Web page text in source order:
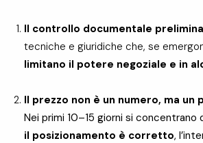
Il controllo documentale
tecniche e giuridiche che, se
limitano il potere negoziale e in
Il prezzo non è un numero, ma un
Nei primi 10–15 giorni si
il posizionamento è corretto,